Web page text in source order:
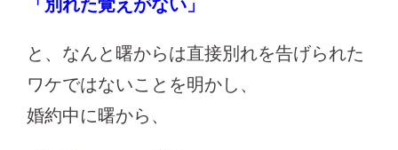
「別れた覚えがない」
と、なんと曙からは直接別れを告げられた
ワケではないことを明かし、
婚約中に曙から、